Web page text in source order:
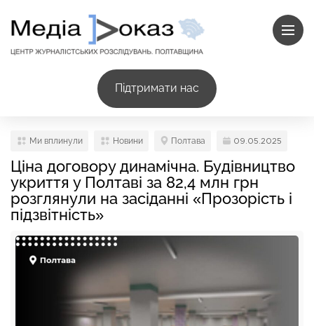
Підтримати нас
Ми вплинули Новини Полтава 09.05.2025
Ціна договору динамічна. Будівництво
укриття у Полтаві за 82,4 млн грн
розглянули на засіданні «Прозорість і
підзвітність»